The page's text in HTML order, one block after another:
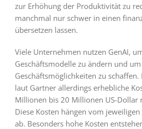
zur Erhöhung der Produktivität zu
manchmal nur schwer in einen
übersetzen lassen.
Viele Unternehmen nutzen GenAI,
Geschäftsmodelle zu ändern und
Geschäftsmöglichkeiten zu schaffen.
laut Gartner allerdings erhebliche
Millionen bis 20 Millionen US-Dollar
Diese Kosten hängen vom
ab. Besonders hohe Kosten